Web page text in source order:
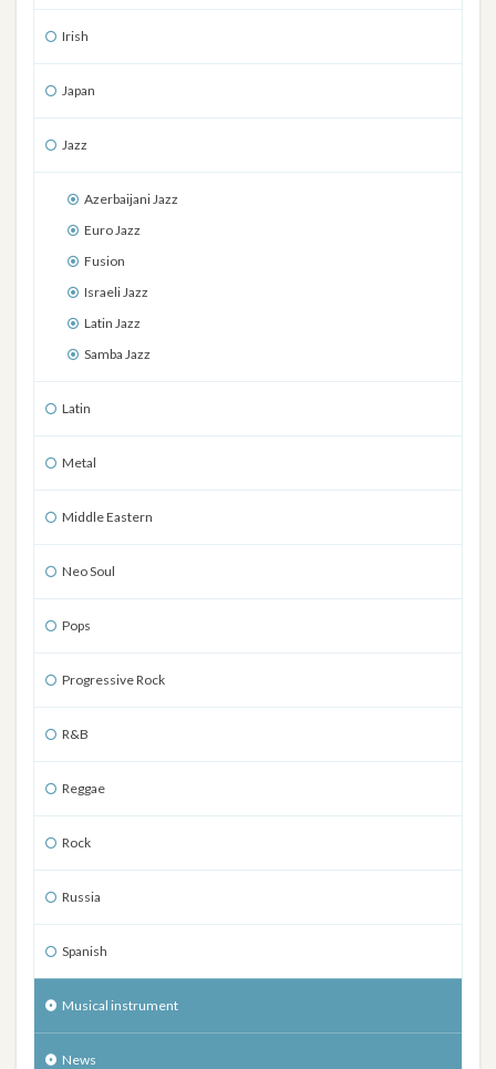
Irish
Japan
Jazz
Azerbaijani Jazz
Euro Jazz
Fusion
Israeli Jazz
Latin Jazz
Samba Jazz
Latin
Metal
Middle Eastern
Neo Soul
Pops
Progressive Rock
R&B
Reggae
Rock
Russia
Spanish
Musical instrument
News